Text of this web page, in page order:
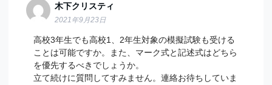
木下クリスティ
2021年9月23日
高校3年生でも高校1、2年生対象の模擬試験も受ける
ことは可能ですか。また、マーク式と記述式はどちら
を優先するべきでしょうか。
立て続けに質問してすみません。連絡お待ちしていま